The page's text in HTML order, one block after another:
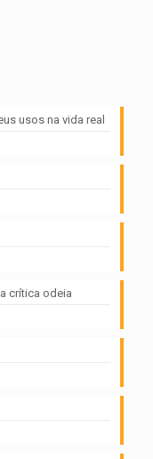
usos na vida real
crítica odeia